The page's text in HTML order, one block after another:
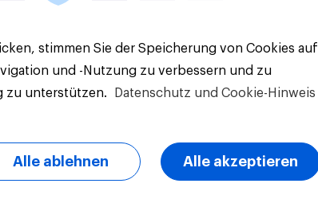
stimmen Sie der Speicherung von Cookies auf
und -Nutzung zu verbessern und zu
zu unterstützen.
Datenschutz und Cookie-Hinweis
Alle ablehnen Alle akzeptieren